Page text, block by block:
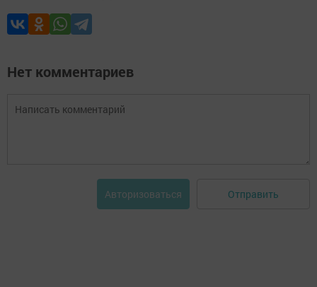
Нет комментариев
Авторизоваться Отправить